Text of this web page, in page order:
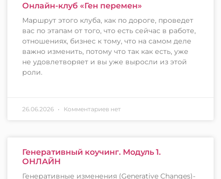
Онлайн-клуб «Ген перемен»
Маршрут этого клуба, как по дороге, проведет
вас по этапам от того, что есть сейчас в работе,
отношениях, бизнес к тому, что на самом деле
важно изменить, потому что так как есть, уже
не удовлетворяет и вы уже выросли из этой
роли.
26.06.2026 Комментариев нет
Генеративный коучинг. Модуль 1.
ОНЛАЙН
Генеративные изменения (Generative Changes)-